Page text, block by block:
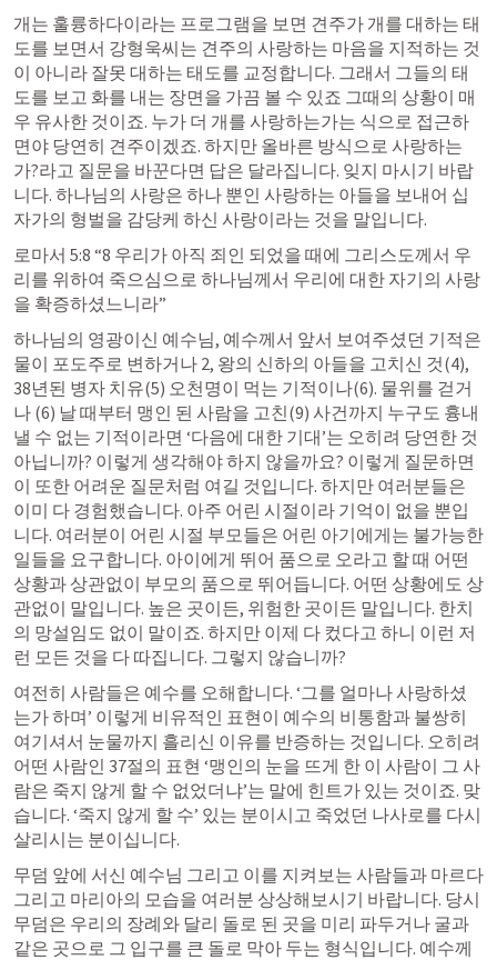
개는 훌륭하다이라는 프로그램을 보면 견주가 개를 대하는 태
도를 보면서 강형욱씨는 견주의 사랑하는 마음을 지적하는 것
이 아니라 잘못 대하는 태도를 교정합니다. 그래서 그들의 태
도를 보고 화를 내는 장면을 가끔 볼 수 있죠 그때의 상황이 매
우 유사한 것이죠. 누가 더 개를 사랑하는가는 식으로 접근하
면야 당연히 견주이겠죠. 하지만 올바른 방식으로 사랑하는
가?라고 질문을 바꾼다면 답은 달라집니다. 잊지 마시기 바랍
니다. 하나님의 사랑은 하나 뿐인 사랑하는 아들을 보내어 십
자가의 형벌을 감당케 하신 사랑이라는 것을 말입니다.
로마서 5:8 “8 우리가 아직 죄인 되었을 때에 그리스도께서 우
리를 위하여 죽으심으로 하나님께서 우리에 대한 자기의 사랑
을 확증하셨느니라”
하나님의 영광이신 예수님, 예수께서 앞서 보여주셨던 기적은
물이 포도주로 변하거나 2, 왕의 신하의 아들을 고치신 것(4),
38년된 병자 치유(5) 오천명이 먹는 기적이나(6). 물위를 걷거
나 (6) 날 때부터 맹인 된 사람을 고친(9) 사건까지 누구도 흉내
낼 수 없는 기적이라면 ‘다음에 대한 기대’는 오히려 당연한 것
아닙니까? 이렇게 생각해야 하지 않을까요? 이렇게 질문하면
이 또한 어려운 질문처럼 여길 것입니다. 하지만 여러분들은
이미 다 경험했습니다. 아주 어린 시절이라 기억이 없을 뿐입
니다. 여러분이 어린 시절 부모들은 어린 아기에게는 불가능한
일들을 요구합니다. 아이에게 뛰어 품으로 오라고 할 때 어떤
상황과 상관없이 부모의 품으로 뛰어듭니다. 어떤 상황에도 상
관없이 말입니다. 높은 곳이든, 위험한 곳이든 말입니다. 한치
의 망설임도 없이 말이죠. 하지만 이제 다 컸다고 하니 이런 저
런 모든 것을 다 따집니다. 그렇지 않습니까?
여전히 사람들은 예수를 오해합니다. ‘그를 얼마나 사랑하셨
는가 하며’ 이렇게 비유적인 표현이 예수의 비통함과 불쌍히
여기셔서 눈물까지 흘리신 이유를 반증하는 것입니다. 오히려
어떤 사람인 37절의 표현 ‘맹인의 눈을 뜨게 한 이 사람이 그 사
람은 죽지 않게 할 수 없었더냐’는 말에 힌트가 있는 것이죠. 맞
습니다. ‘죽지 않게 할 수’ 있는 분이시고 죽었던 나사로를 다시
살리시는 분이십니다.
무덤 앞에 서신 예수님 그리고 이를 지켜보는 사람들과 마르다
그리고 마리아의 모습을 여러분 상상해보시기 바랍니다. 당시
무덤은 우리의 장례와 달리 돌로 된 곳을 미리 파두거나 굴과
같은 곳으로 그 입구를 큰 돌로 막아 두는 형식입니다. 예수께